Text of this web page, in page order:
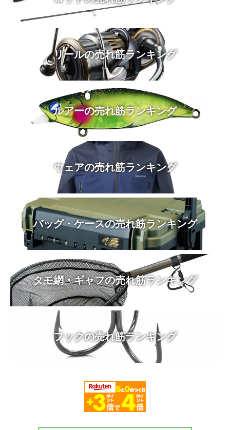
リールの売れ筋ランキング
ルアーの売れ筋ランキング
ウェアの売れ筋ランキング
バッグ・ケースの売れ筋ランキング
タモ網・ギャフの売れ筋ランキング
フックの売れ筋ランキング